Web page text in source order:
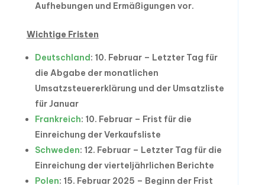
Aufhebungen und Ermäßigungen vor.
Wichtige Fristen
Deutschland: 10. Februar – Letzter Tag für
die Abgabe der monatlichen
Umsatzsteuererklärung und der Umsatzliste
für Januar
Frankreich: 10. Februar – Frist für die
Einreichung der Verkaufsliste
Schweden: 12. Februar – Letzter Tag für die
Einreichung der vierteljährlichen Berichte
Polen: 15. Februar 2025 – Beginn der Frist